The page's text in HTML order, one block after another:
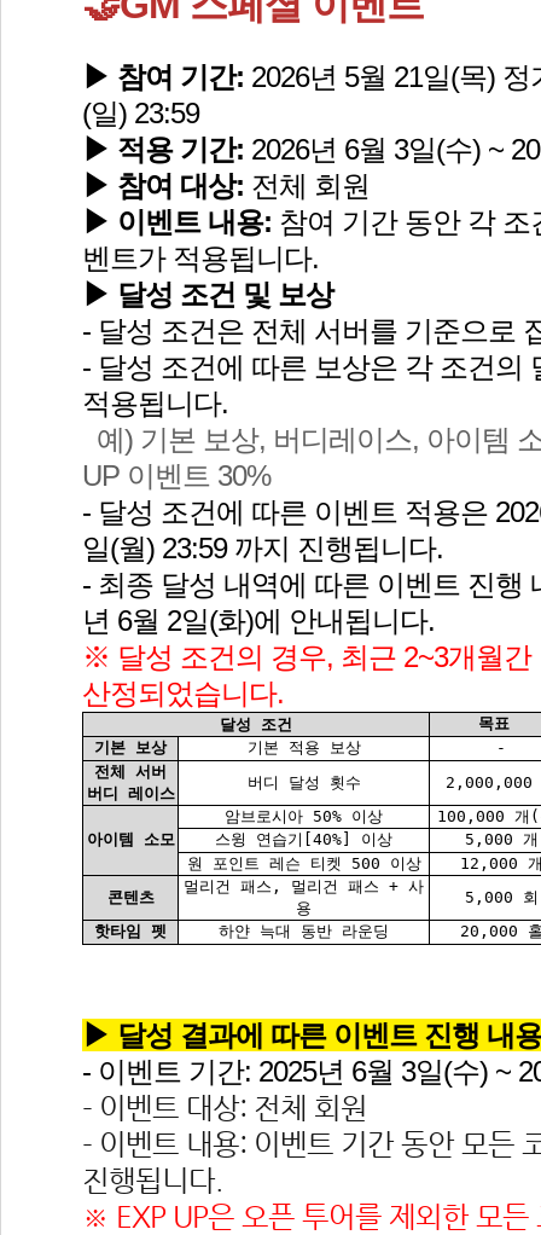
▶ 참여 기간: 2026년 5월 21일(목)
(일) 23:59
▶ 적용 기간: 2026년 6월 3일(수) ~
▶ 참여 대상: 전체 회원
▶ 이벤트 내용: 참여 기간 동안 각
벤트가 적용됩니다.
▶ 달성 조건 및 보상
- 달성 조건은 전체 서버를 기준으로
- 달성 조건에 따른 보상은 각 조건의
적용됩니다.
예) 기본 보상, 버디레이스, 아이템
UP 이벤트 30%
- 달성 조건에 따른 이벤트 적용은
일(월) 23:59 까지 진행됩니다.
- 최종 달성 내역에 따른 이벤트 진행
년 6월 2일(화)에 안내됩니다.
※ 달성 조건의 경우, 최근 2~3개월
산정되었습니다.
달성 조건
목표
기본 보상
기본 적용 보상
-
전체 서버
버디 레이스
버디 달성 횟수 2,000,000
아이템 소모
암브로시아 50% 이상
100,000 개
스윙 연습기[40%] 이상
5,000 개
원 포인트 레슨 티켓 500 이상
12,000
콘텐츠
멀리건 패스, 멀리건 패스 + 사
용
5,000 회
핫타임 펫
하얀 늑대 동반 라운딩 20,000
▶ 달성 결과에 따른 이벤트 진행 내
- 이벤트 기간: 2025년 6월 3일(수) ~
- 이벤트 대상: 전체 회원
- 이벤트 내용: 이벤트 기간 동안 모든
진행됩니다.
※ EXP UP은 오픈 투어를 제외한 모